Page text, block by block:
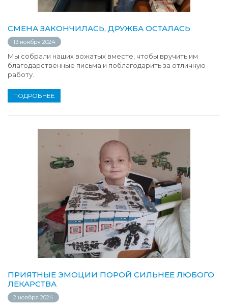
СМЕНА ЗАКОНЧИЛАСЬ, ДРУЖБА ОСТАЛАСЬ
13 ноября 2024
Мы собрали наших вожатых вместе, чтобы вручить им
благодарственные письма и поблагодарить за отличную
работу.
ПОДРОБНЕЕ
ПРИЯТНЫЕ ЭМОЦИИ ПОРОЙ СИЛЬНЕЕ ЛЮБОГО
ЛЕКАРСТВА
2 ноября 2024